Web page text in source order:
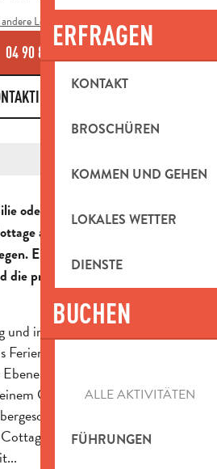
ERFRAGEN
KONTAKT
BROSCHÜREN
KOMMEN UND GEHEN
LOKALES WETTER
DIENSTE
BUCHEN
ALLE AKTIVITÄTEN
FÜHRUNGEN
andere Leistung(en)
04 90 85 45
SIE UNS
oder Freunden neue Energie
auf dem Land, in der
Ein idealer Ort, um eine
die provenzalische Landschaft
und in der Nähe von
Pivoine eine Oase
mit privater Terrasse,
Grundstück mit 3
Ein Hausmeister
besteht aus einem